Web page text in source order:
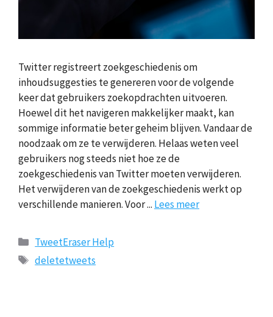
Twitter registreert zoekgeschiedenis om
inhoudsuggesties te genereren voor de volgende
keer dat gebruikers zoekopdrachten uitvoeren.
Hoewel dit het navigeren makkelijker maakt, kan
sommige informatie beter geheim blijven. Vandaar de
noodzaak om ze te verwijderen. Helaas weten veel
gebruikers nog steeds niet hoe ze de
zoekgeschiedenis van Twitter moeten verwijderen.
Het verwijderen van de zoekgeschiedenis werkt op
verschillende manieren. Voor ... Lees meer
Categorieën
TweetEraser Help
Tags
deletetweets